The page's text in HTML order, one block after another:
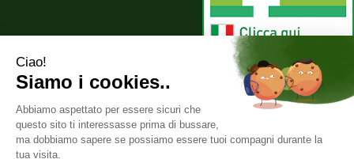
Alchimia srl - Via Nazionale, 29 07020 Palau (SS)
info@parafarmaciealchimia.it